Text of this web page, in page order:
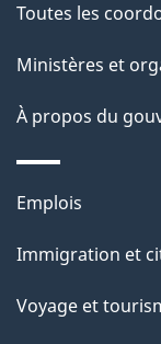
Toutes les
Ministères et
À propos du
Thèmes
sujets
Emplois
Immigration et
Voyage et